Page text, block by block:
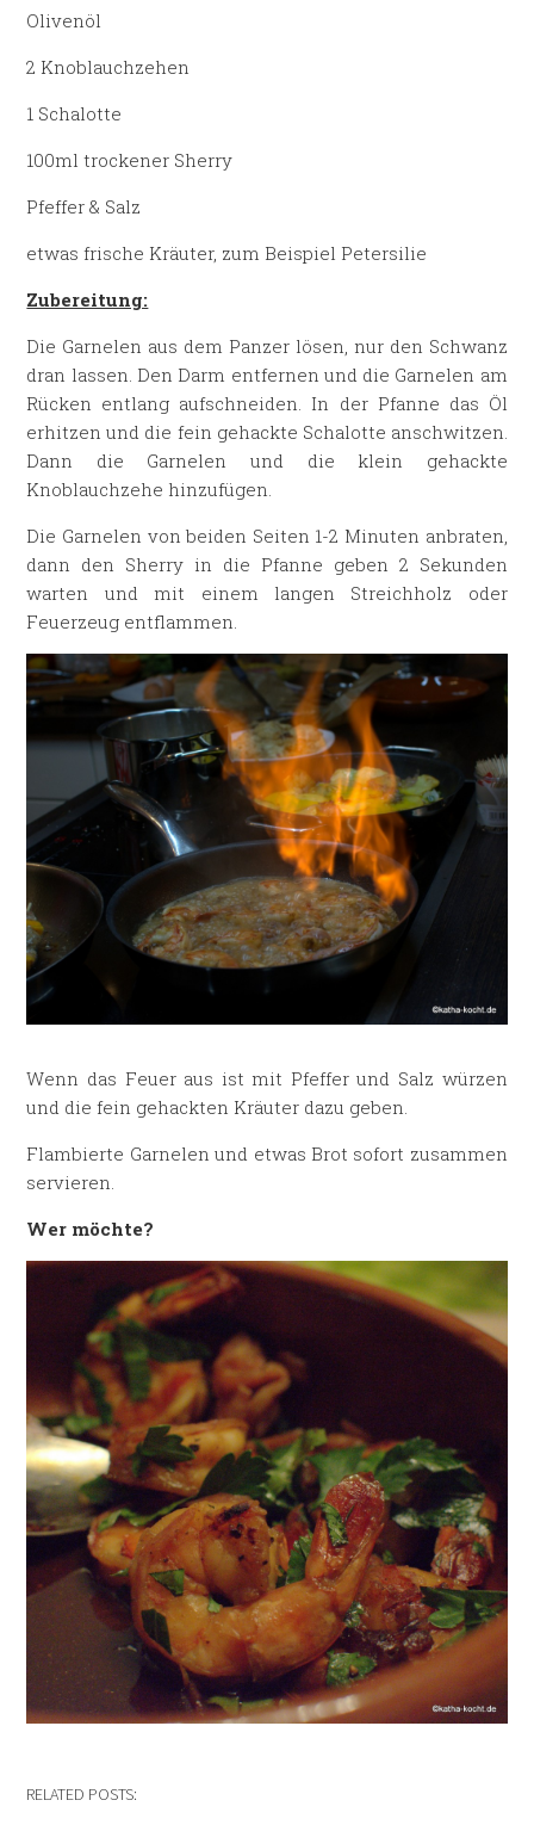
Olivenöl
2 Knoblauchzehen
1 Schalotte
100ml trockener Sherry
Pfeffer & Salz
etwas frische Kräuter, zum Beispiel Petersilie
Zubereitung:
Die Garnelen aus dem Panzer lösen, nur den Schwanz
dran lassen. Den Darm entfernen und die Garnelen am
Rücken entlang aufschneiden. In der Pfanne das Öl
erhitzen und die fein gehackte Schalotte anschwitzen.
Dann die Garnelen und die klein gehackte
Knoblauchzehe hinzufügen.
Die Garnelen von beiden Seiten 1-2 Minuten anbraten,
dann den Sherry in die Pfanne geben 2 Sekunden
warten und mit einem langen Streichholz oder
Feuerzeug entflammen.
Wenn das Feuer aus ist mit Pfeffer und Salz würzen
und die fein gehackten Kräuter dazu geben.
Flambierte Garnelen und etwas Brot sofort zusammen
servieren.
Wer möchte?
RELATED POSTS: